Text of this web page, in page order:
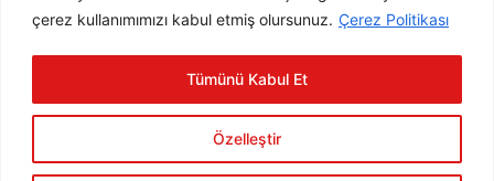
çerez kullanımımızı kabul etmiş olursunuz. Çerez Politikası
Özelleştir
Tümünü Kabul Et
ABONE OL
okudum, onaylıyorum.